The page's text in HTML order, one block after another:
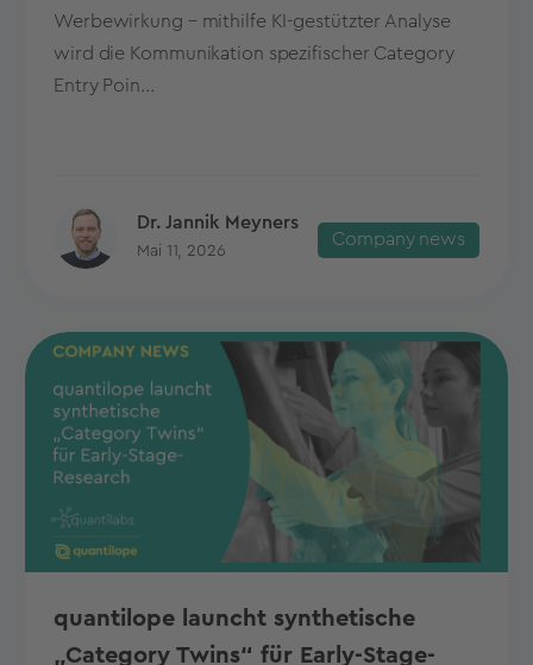
Werbewirkung – mithilfe KI-gestützter Analyse
wird die Kommunikation spezifischer Category
Entry Poin...
Dr. Jannik Meyners
Mai 11, 2026
Company news
quantilope launcht synthetische
„Category Twins“ für Early-Stage-